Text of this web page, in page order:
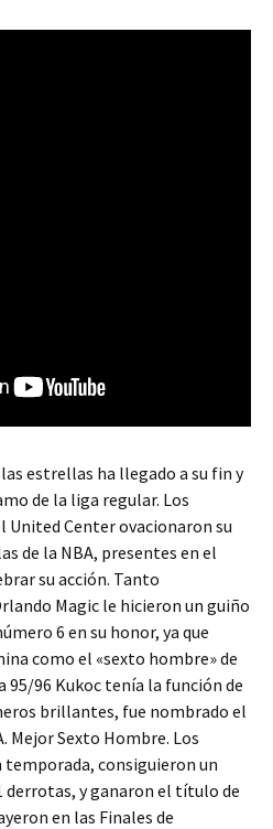
estrellas ha llegado a su fin y
de la liga regular. Los
United Center ovacionaron su
de la NBA, presentes en el
su acción. Tanto
Magic le hicieron un guiño
6 en su honor, ya que
como el «sexto hombre» de
95/96 Kukoc tenía la función de
brillantes, fue nombrado el
Mejor Sexto Hombre. Los
consiguieron un
derrotas, y ganaron el título de
en las Finales de